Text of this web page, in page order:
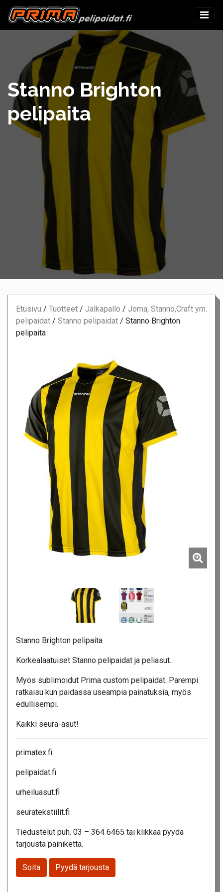
Stanno Brighton
pelipaita
Etusivu / Tuotteet / Jalkapallo / Joma, Stanno,Craft ym.
pelipaidat / Stanno pelipaidat / Stanno Brighton
pelipaita
Stanno Brighton pelipaita
Korkealaatuiset Stanno pelipaidat ja peliasut.
Myös sublimoidut Prima custom pelipaidat. Parempi
ratkaisu kun paidassa useampia painatuksia, myös
edullisempi.
Kaikki seura-asut!
primatex.fi
pelipaidat.fi
urheiluasut.fi
seuratekstiilit.fi
Tiedustelut puh. 03 – 364 6465 tai klikkaa pyydä
tarjousta painiketta.
Soita Pyydä tarjousta